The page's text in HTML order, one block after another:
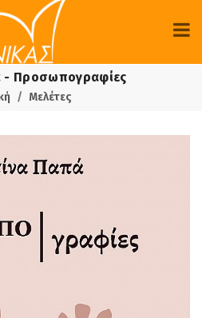
- Προσωπογραφίες
Μελέτες